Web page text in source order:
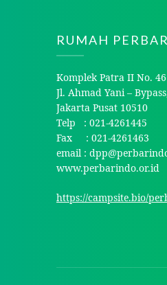
RUMAH
Komplek Patra II No. 46
Jl. Ahmad Yani –
Jakarta Pusat 10510
Telp : 021-4261445
Fax : 021-4261463
email :
www.perbarindo.or.id
https://campsite.bio/